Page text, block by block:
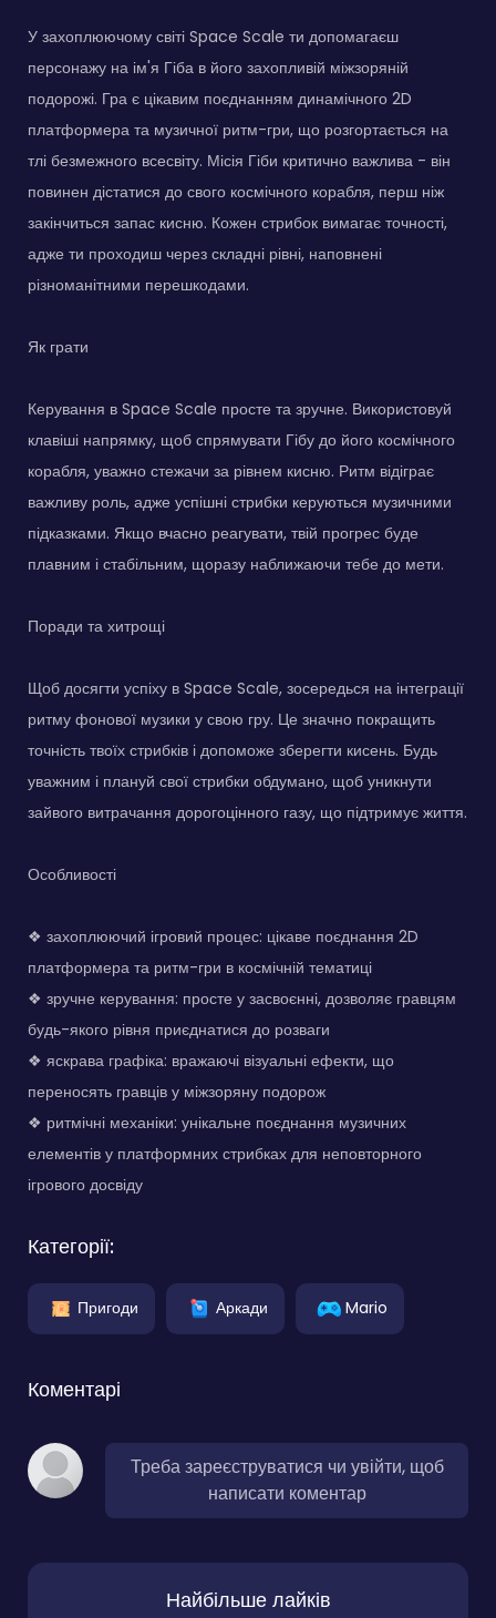
У захоплюючому світі Space Scale ти допомагаєш
персонажу на ім'я Гіба в його захопливій міжзоряній
подорожі. Гра є цікавим поєднанням динамічного 2D
платформера та музичної ритм-гри, що розгортається на
тлі безмежного всесвіту. Місія Гіби критично важлива - він
повинен дістатися до свого космічного корабля, перш ніж
закінчиться запас кисню. Кожен стрибок вимагає точності,
адже ти проходиш через складні рівні, наповнені
різноманітними перешкодами.
Як грати
Керування в Space Scale просте та зручне. Використовуй
клавіші напрямку, щоб спрямувати Гібу до його космічного
корабля, уважно стежачи за рівнем кисню. Ритм відіграє
важливу роль, адже успішні стрибки керуються музичними
підказками. Якщо вчасно реагувати, твій прогрес буде
плавним і стабільним, щоразу наближаючи тебе до мети.
Поради та хитрощі
Щоб досягти успіху в Space Scale, зосередься на інтеграції
ритму фонової музики у свою гру. Це значно покращить
точність твоїх стрибків і допоможе зберегти кисень. Будь
уважним і плануй свої стрибки обдумано, щоб уникнути
зайвого витрачання дорогоцінного газу, що підтримує життя.
Особливості
❖ захоплюючий ігровий процес: цікаве поєднання 2D
платформера та ритм-гри в космічній тематиці
❖ зручне керування: просте у засвоєнні, дозволяє гравцям
будь-якого рівня приєднатися до розваги
❖ яскрава графіка: вражаючі візуальні ефекти, що
переносять гравців у міжзоряну подорож
❖ ритмічні механіки: унікальне поєднання музичних
елементів у платформних стрибках для неповторного
ігрового досвіду
Категорії:
Пригоди Аркади Mario
Коментарі
Треба зареєструватися чи увійти, щоб
написати коментар
Найбільше лайків